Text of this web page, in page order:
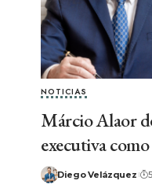
NOTICIAS
Márcio Alaor
executiva
Diego Velázquez